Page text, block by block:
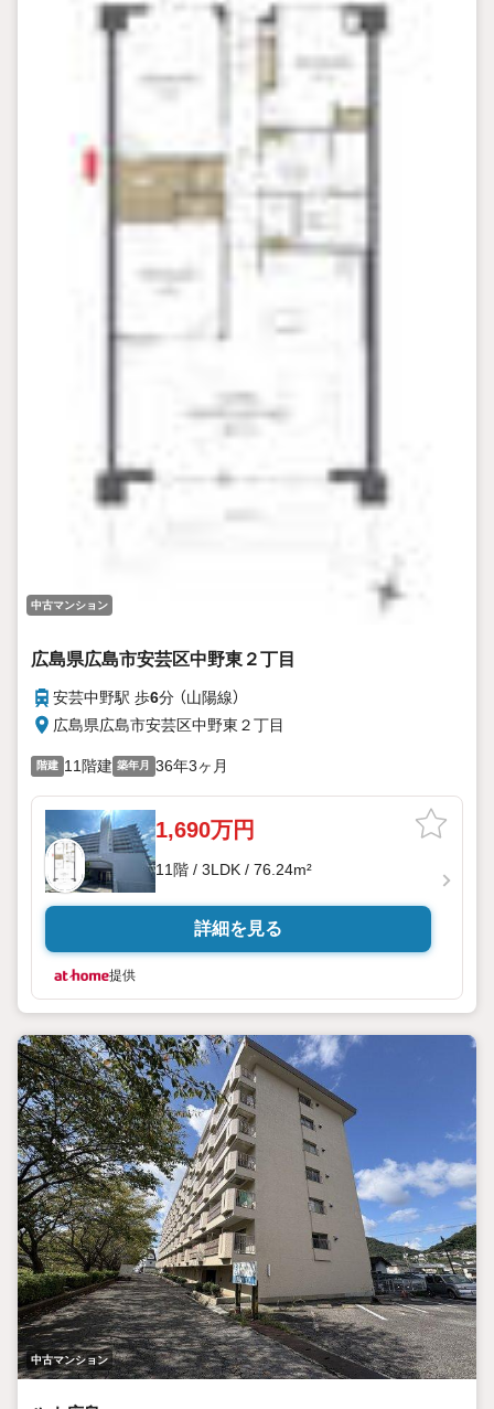
TV電話やLINE等でオンライン案内も可能です。お気軽にお申
し付け下さい。
「住まいを通じた出逢いを大切に」をモットーに、創業以来多
くのお客様に信頼と信用を頂き、広島県下でも有数の不動産
グループへ成長することができました。「人と人、心と心」こ
れからもこの精神を大切に、お客様へのサポートをさせて頂
株式会社日東リバティ
〒732-0818
広島市南区段原日出2丁目2-22-2F
中古マンション
広島県広島市安芸区中野東２丁目
安芸中野駅 歩6分 （山陽線）
広島県広島市安芸区中野東２丁目
階建 11階建 築年月 36年3ヶ月
1,690万円
11階 / 3LDK / 76.24m²
詳細を見る
提供
中古マンション